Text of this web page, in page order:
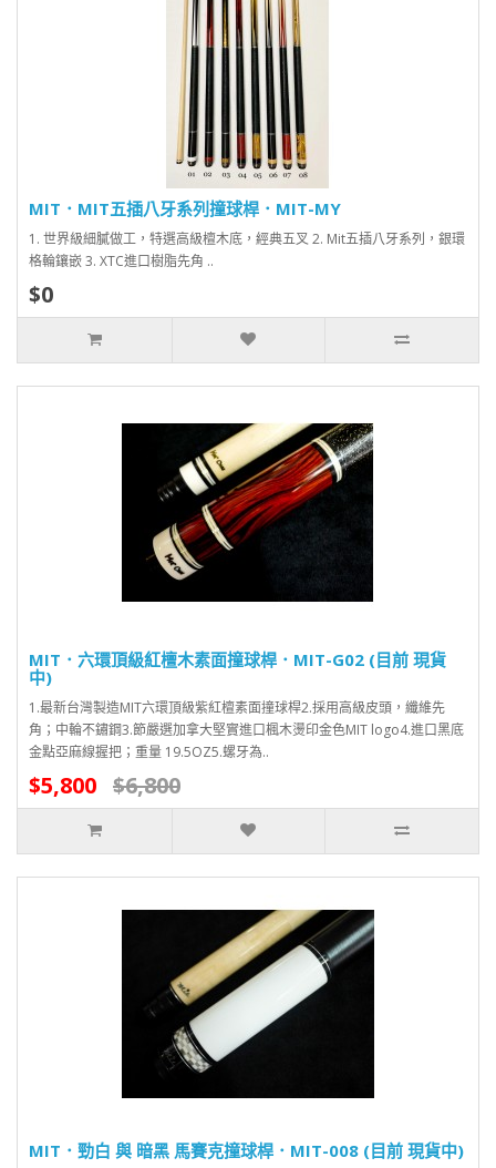
MIT．MIT五插八牙系列撞球桿．MIT-MY
1. 世界級細膩做工，特選高級檀木底，經典五叉 2. Mit五插八牙系列，銀環
格輪鑲嵌 3. XTC進口樹脂先角 ..
$0
MIT．六環頂級紅檀木素面撞球桿．MIT-G02 (目前 現貨
中)
1.最新台灣製造MIT六環頂級紫紅檀素面撞球桿2.採用高級皮頭，纖維先
角；中輪不鏽鋼3.節嚴選加拿大堅實進口楓木燙印金色MIT logo4.進口黑底
金點亞麻線握把；重量 19.5OZ5.螺牙為..
$5,800 $6,800
MIT．勁白 與 暗黑 馬賽克撞球桿．MIT-008 (目前 現貨中)